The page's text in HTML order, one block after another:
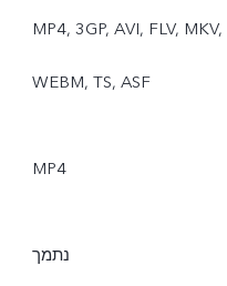
MP4, 3GP, AVI, FLV, MKV,
WEBM, TS, ASF
MP4
נתמך